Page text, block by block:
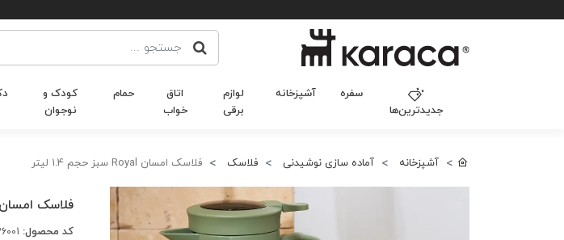
جدیدترین‌ها
سفره آشپزخانه
لوازم
برقی
اتاق
خواب
حمام
کودک و
نوجوان
آشپزخانه آماده سازی نوشیدنی فلاسک فلاسک امسان Royal سبز حجم 1.4 لیتر
فلاسک امسان Royal سبز حجم 1.4 لیتر
کد محصول: